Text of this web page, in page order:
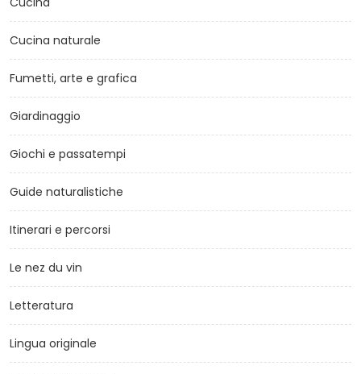
Cucina naturale
Fumetti, arte e grafica
Giardinaggio
Giochi e passatempi
Guide naturalistiche
Itinerari e percorsi
Le nez du vin
Letteratura
Lingua originale